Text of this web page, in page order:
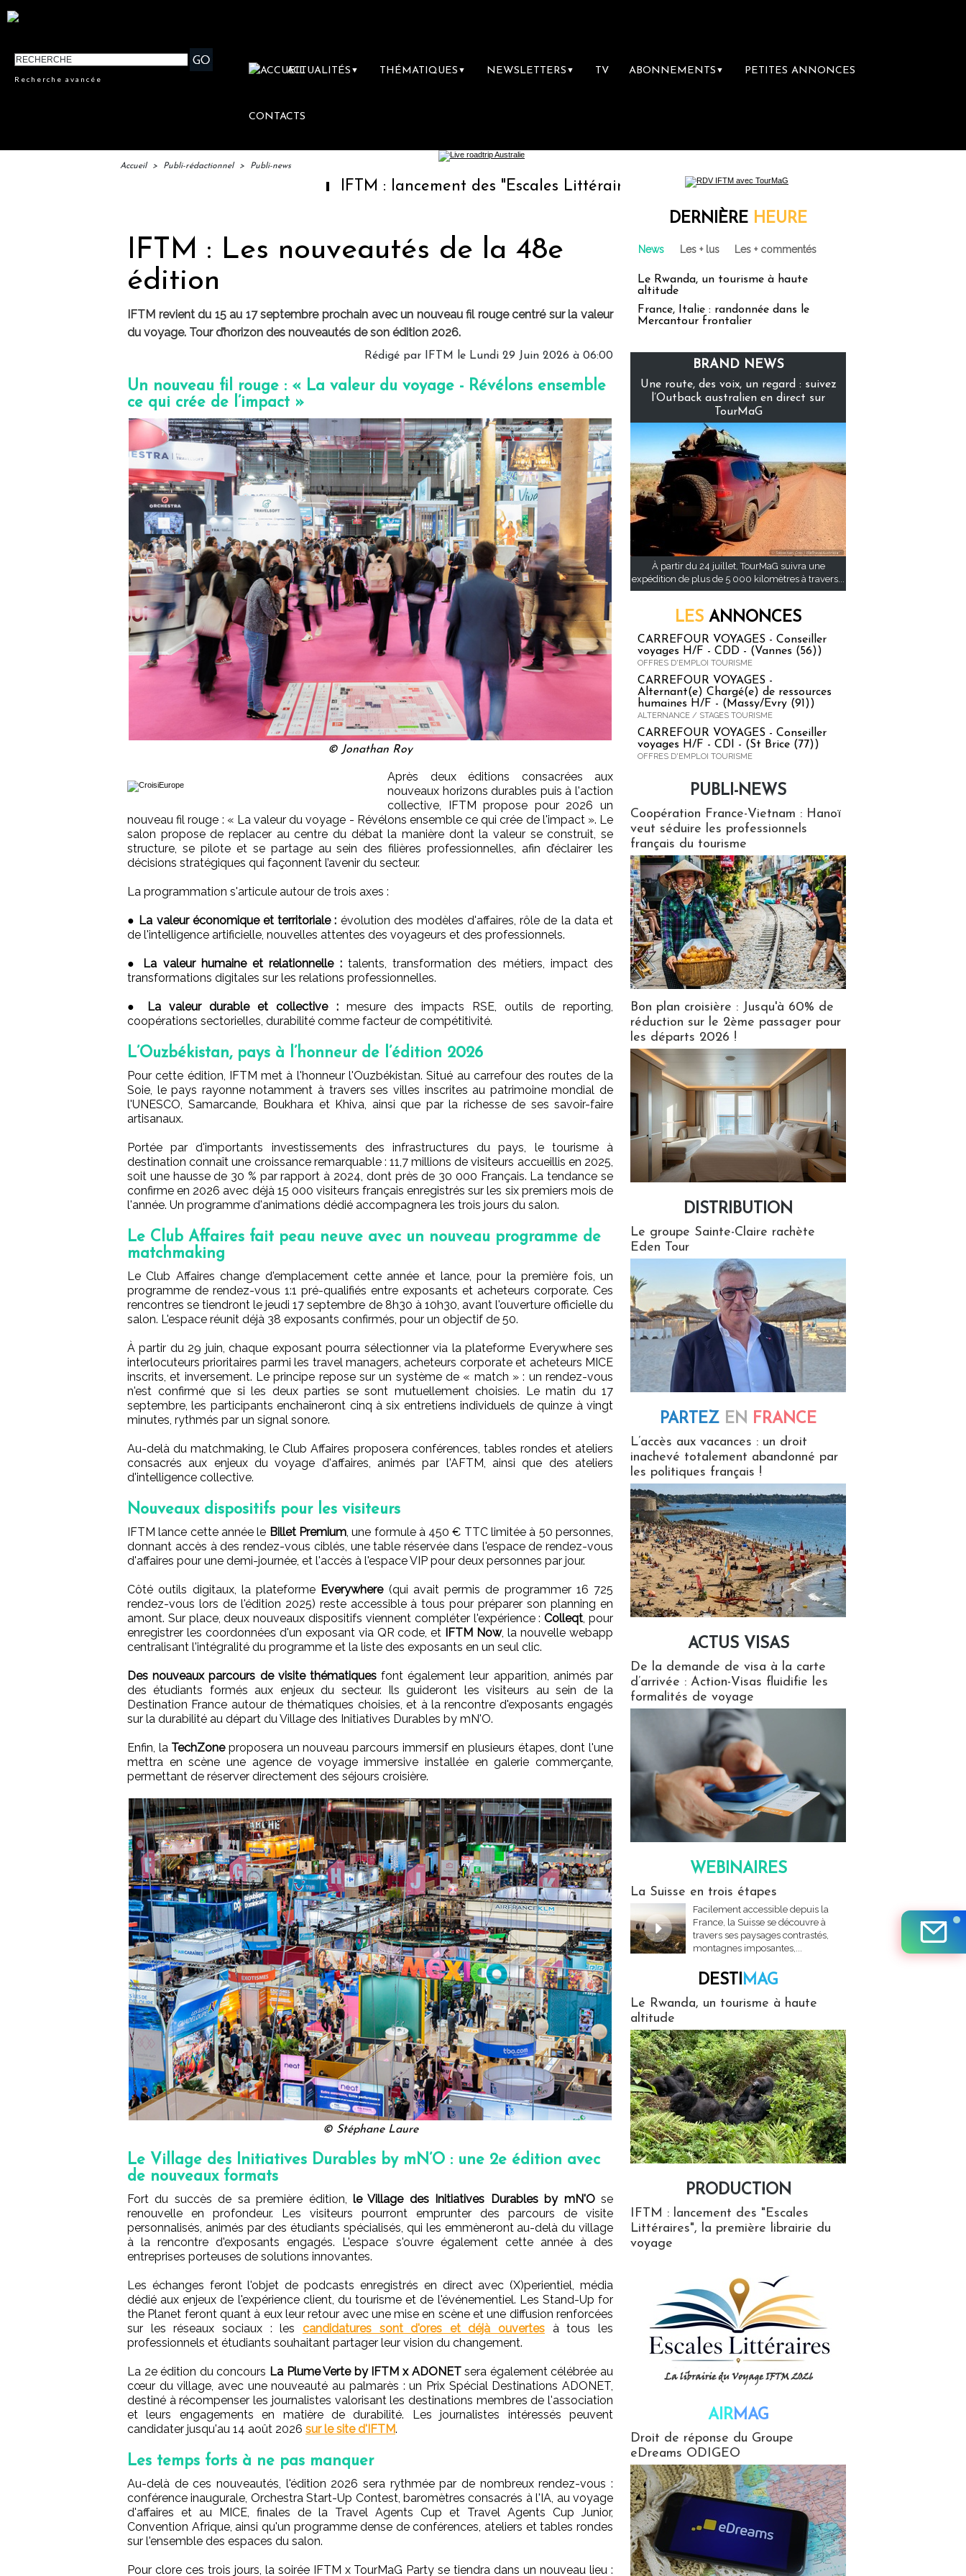
Recherche avancée
ACTUALITÉS ▼ THÉMATIQUES ▼ NEWSLETTERS ▼ TV ABONNEMENTS ▼ PETITES ANNONCES
CONTACTS
Accueil > Publi-rédactionnel > Publi-news
IFTM : lancement des "Escales Littéraires", la première librairie du voyage
IFTM : Les nouveautés de la 48e
édition
IFTM revient du 15 au 17 septembre prochain avec un nouveau fil rouge centré sur la valeur
du voyage. Tour d’horizon des nouveautés de son édition 2026.
Rédigé par IFTM le Lundi 29 Juin 2026 à 06:00
Un nouveau fil rouge : « La valeur du voyage - Révélons ensemble
ce qui crée de l’impact »
© Jonathan Roy
Après deux éditions consacrées aux
nouveaux horizons durables puis à l'action
collective, IFTM propose pour 2026 un
nouveau fil rouge : « La valeur du voyage - Révélons ensemble ce qui crée de l'impact ». Le
salon propose de replacer au centre du débat la manière dont la valeur se construit, se
structure, se pilote et se partage au sein des filières professionnelles, afin d’éclairer les
décisions stratégiques qui façonnent l’avenir du secteur.
La programmation s'articule autour de trois axes :
● La valeur économique et territoriale : évolution des modèles d'affaires, rôle de la data et
de l'intelligence artificielle, nouvelles attentes des voyageurs et des professionnels.
● La valeur humaine et relationnelle :talents, transformation des métiers, impact des
transformations digitales sur les relations professionnelles.
● La valeur durable et collective :mesure des impacts RSE, outils de reporting,
coopérations sectorielles, durabilité comme facteur de compétitivité.
L’Ouzbékistan, pays à l’honneur de l’édition 2026
Pour cette édition, IFTM met à l'honneur l'Ouzbékistan. Situé au carrefour des routes de la
Soie, le pays rayonne notamment à travers ses villes inscrites au patrimoine mondial de
l'UNESCO, Samarcande, Boukhara et Khiva, ainsi que par la richesse de ses savoir-faire
artisanaux.
Portée par d'importants investissements des infrastructures du pays, le tourisme à
destination connaît une croissance remarquable : 11,7 millions de visiteurs accueillis en 2025,
soit une hausse de 30 % par rapport à 2024, dont près de 30 000 Français. La tendance se
confirme en 2026 avec déjà 15 000 visiteurs français enregistrés sur les six premiers mois de
l'année. Un programme d'animations dédié accompagnera les trois jours du salon.
Le Club Affaires fait peau neuve avec un nouveau programme de
matchmaking
Le Club Affaires change d'emplacement cette année et lance, pour la première fois, un
programme de rendez-vous 1:1 pré-qualifiés entre exposants et acheteurs corporate. Ces
rencontres se tiendront le jeudi 17 septembre de 8h30 à 10h30, avant l'ouverture officielle du
salon. L'espace réunit déjà 38 exposants confirmés, pour un objectif de 50.
À partir du 29 juin, chaque exposant pourra sélectionner via la plateforme Everywhere ses
interlocuteurs prioritaires parmi les travel managers, acheteurs corporate et acheteurs MICE
inscrits, et inversement. Le principe repose sur un système de « match » : un rendez-vous
n'est confirmé que si les deux parties se sont mutuellement choisies. Le matin du 17
septembre, les participants enchaîneront cinq à six entretiens individuels de quinze à vingt
minutes, rythmés par un signal sonore.
Au-delà du matchmaking, le Club Affaires proposera conférences, tables rondes et ateliers
consacrés aux enjeux du voyage d'affaires, animés par l'AFTM, ainsi que des ateliers
d'intelligence collective.
Nouveaux dispositifs pour les visiteurs
IFTM lance cette année le Billet Premium, une formule à 450 € TTC limitée à 50 personnes,
donnant accès à des rendez-vous ciblés, une table réservée dans l'espace de rendez-vous
d'affaires pour une demi-journée, et l'accès à l'espace VIP pour deux personnes par jour.
Côté outils digitaux, la plateforme Everywhere(qui avait permis de programmer 16 725
rendez-vous lors de l'édition 2025) reste accessible à tous pour préparer son planning en
amont. Sur place, deux nouveaux dispositifs viennent compléter l'expérience :Colleqt, pour
enregistrer les coordonnées d'un exposant via QR code, et IFTM Now, la nouvelle webapp
centralisant l'intégralité du programme et la liste des exposants en un seul clic.
Des nouveaux parcours de visite thématiquesfont également leur apparition, animés par
des étudiants formés aux enjeux du secteur. Ils guideront les visiteurs au sein de la
Destination France autour de thématiques choisies, et à la rencontre d'exposants engagés
sur la durabilité au départ du Village des Initiatives Durables by mN'O.
Enfin, la TechZoneproposera un nouveau parcours immersif en plusieurs étapes, dont l'une
mettra en scène une agence de voyage immersive installée en galerie commerçante,
permettant de réserver directement des séjours croisière.
© Stéphane Laure
Le Village des Initiatives Durables by mN’O : une 2e édition avec
de nouveaux formats
Fort du succès de sa première édition, le Village des Initiatives Durables by mN'Ose
renouvelle en profondeur. Les visiteurs pourront emprunter des parcours de visite
personnalisés, animés par des étudiants spécialisés, qui les emmèneront au-delà du village
à la rencontre d'exposants engagés. L'espace s'ouvre également cette année à des
entreprises porteuses de solutions innovantes.
Les échanges feront l'objet de podcasts enregistrés en direct avec (X)perientiel, média
dédié aux enjeux de l'expérience client, du tourisme et de l'événementiel. Les Stand-Up for
the Planet feront quant à eux leur retour avec une mise en scène et une diffusion renforcées
sur les réseaux sociaux : les candidatures sont d'ores et déjà ouvertes à tous les
professionnels et étudiants souhaitant partager leur vision du changement.
La 2e édition du concours La Plume Verte by IFTM x ADONETsera également célébrée au
cœur du village, avec une nouveauté au palmarès : un Prix Spécial Destinations ADONET,
destiné à récompenser les journalistes valorisant les destinations membres de l'association
et leurs engagements en matière de durabilité. Les journalistes intéressés peuvent
candidater jusqu'au 14 août 2026 sur le site d'IFTM.
Les temps forts à ne pas manquer
Au-delà de ces nouveautés, l'édition 2026 sera rythmée par de nombreux rendez-vous :
conférence inaugurale, Orchestra Start-Up Contest, baromètres consacrés à l'IA, au voyage
d'affaires et au MICE, finales de la Travel Agents Cup et Travel Agents Cup Junior,
Convention Afrique, ainsi qu'un programme dense de conférences, ateliers et tables rondes
sur l'ensemble des espaces du salon.
Pour clore ces trois jours, la soirée IFTM x TourMaG Party se tiendra dans un nouveau lieu :
DERNIÈRE HEURE
News Les + lus Les + commentés
Le Rwanda, un tourisme à haute
altitude
France, Italie : randonnée dans le
Mercantour frontalier
BRAND NEWS
Une route, des voix, un regard : suivez
l’Outback australien en direct sur
TourMaG
À partir du 24 juillet, TourMaG suivra une
expédition de plus de 5 000 kilomètres à travers...
LES ANNONCES
CARREFOUR VOYAGES - Conseiller
voyages H/F - CDD - (Vannes (56))
OFFRES D'EMPLOI TOURISME
CARREFOUR VOYAGES -
Alternant(e) Chargé(e) de ressources
humaines H/F - (Massy/Evry (91))
ALTERNANCE / STAGES TOURISME
CARREFOUR VOYAGES - Conseiller
voyages H/F - CDI - (St Brice (77))
OFFRES D'EMPLOI TOURISME
PUBLI-NEWS
Coopération France-Vietnam : Hanoï
veut séduire les professionnels
français du tourisme
Bon plan croisière : Jusqu'à 60% de
réduction sur le 2ème passager pour
les départs 2026 !
DISTRIBUTION
Le groupe Sainte-Claire rachète
Eden Tour
PARTEZ EN FRANCE
L’accès aux vacances : un droit
inachevé totalement abandonné par
les politiques français !
ACTUS VISAS
De la demande de visa à la carte
d’arrivée : Action-Visas fluidifie les
formalités de voyage
WEBINAIRES
La Suisse en trois étapes
Facilement accessible depuis la
France, la Suisse se découvre à
travers ses paysages contrastés,
montagnes imposantes,...
DESTIMAG
Le Rwanda, un tourisme à haute
altitude
PRODUCTION
IFTM : lancement des "Escales
Littéraires", la première librairie du
voyage
AIRMAG
Droit de réponse du Groupe
eDreams ODIGEO